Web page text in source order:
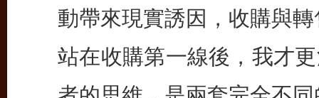
動帶來現實誘因，收購與
站在收購第一線後，我才